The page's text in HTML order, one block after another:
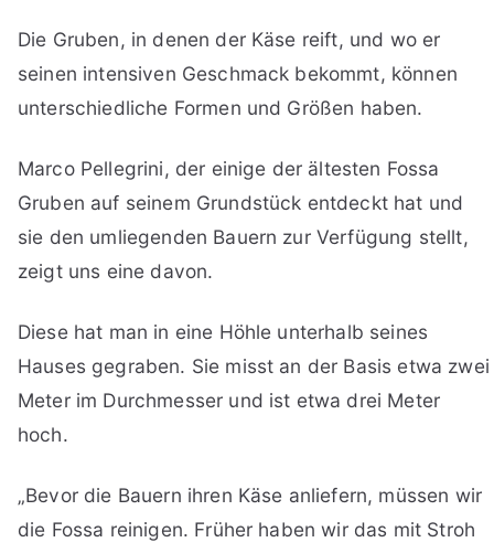
Die Gruben, in denen der Käse reift, und wo er
seinen intensiven Geschmack bekommt, können
unterschiedliche Formen und Größen haben.
Marco Pellegrini, der einige der ältesten Fossa
Gruben auf seinem Grundstück entdeckt hat und
sie den umliegenden Bauern zur Verfügung stellt,
zeigt uns eine davon.
Diese hat man in eine Höhle unterhalb seines
Hauses gegraben. Sie misst an der Basis etwa zwei
Meter im Durchmesser und ist etwa drei Meter
hoch.
„Bevor die Bauern ihren Käse anliefern, müssen wir
die Fossa reinigen. Früher haben wir das mit Stroh